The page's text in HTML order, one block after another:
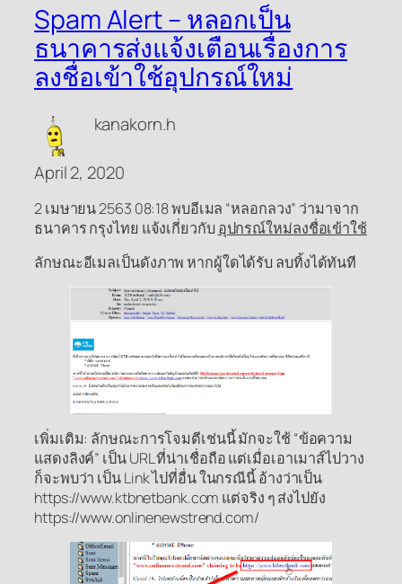
Spam Alert – หลอกเป็น
ธนาคารส่งแจ้งเตือนเรื่องการ
ลงชื่อเข้าใช้อุปกรณ์ใหม่
kanakorn.h
April 2, 2020
2 เมษายน 2563 08:18 พบอีเมล “หลอกลวง” ว่ามาจาก
ธนาคาร กรุงไทย แจ้งเกี่ยวกับ อุปกรณ์ใหม่ลงชื่อเข้าใช้
ลักษณะอีเมลเป็นดังภาพ หากผู้ใดได้รับ ลบทิ้งได้ทันที
เพิ่มเติม: ลักษณะการโจมตีเช่นนี้ มักจะใช้ “ข้อความ
แสดงลิงค์” เป็น URL ที่น่าเชื่อถือ แต่เมื่อเอาเมาส์ไปวาง
ก็จะพบว่า เป็น Link ไปที่อื่น ในกรณีนี้ อ้างว่าเป็น
https://www.ktbnetbank.com แต่จริง ๆ ส่งไปยัง
https://www.onlinenewstrend.com/